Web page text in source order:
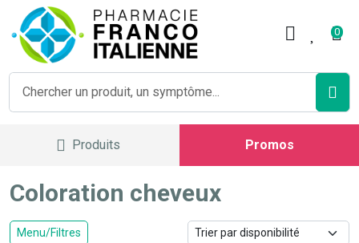
0
Produits Promos
Coloration cheveux
Menu/Filtres